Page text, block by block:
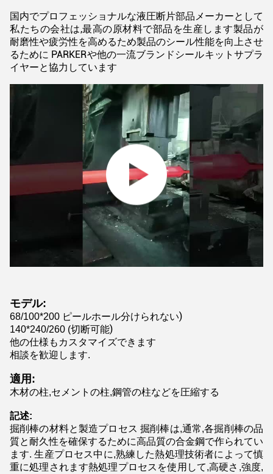
国内でプロフェッショナルな液圧断片部品メーカーとして
私たちの会社は,最高の原材料で部品を生産します製品が
耐磨性や疲労性を高めるため製品のシール性能を向上させ
るために PARKERや他の一流ブランドシールキットサプラ
イヤーと協力しています
モデル:
68/100*200 ピールホール分けられない)
140*240/260 (切断可能)
他の仕様もカスタマイズできます
相談を歓迎します.
適用:
木材の柱,セメントの柱,鋼管の柱などを圧縮する
記述:
掘削棒の材料と製造プロセス 掘削棒は,通常,各掘削棒の品
質と耐久性を確保するために高品質の合金鋼で作られてい
ます. 生産プロセス中に,熟練した熱処理技術者によって慎
重に処理されます熱処理プロセスを使用して,高硬さ,強度,